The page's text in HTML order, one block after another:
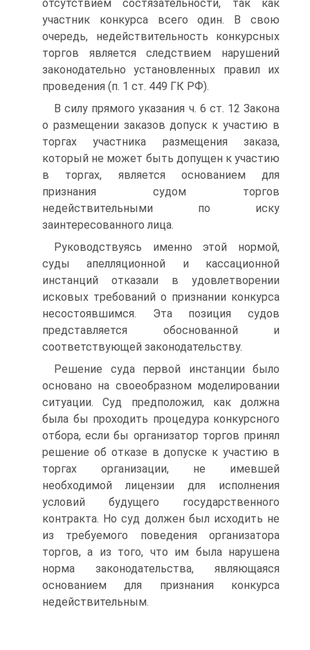
отсутствием состязательности, так как
участник конкурса всего один. В свою
очередь, недействительность конкурсных
торгов является следствием нарушений
законодательно установленных правил их
проведения (п. 1 ст. 449 ГК РФ).
В силу прямого указания ч. 6 ст. 12 Закона
о размещении заказов допуск к участию в
торгах участника размещения заказа,
который не может быть допущен к участию
в торгах, является основанием для
признания судом торгов
недействительными по иску
заинтересованного лица.
Руководствуясь именно этой нормой,
суды апелляционной и кассационной
инстанций отказали в удовлетворении
исковых требований о признании конкурса
несостоявшимся. Эта позиция судов
представляется обоснованной и
соответствующей законодательству.
Решение суда первой инстанции было
основано на своеобразном моделировании
ситуации. Суд предположил, как должна
была бы проходить процедура конкурсного
отбора, если бы организатор торгов принял
решение об отказе в допуске к участию в
торгах организации, не имевшей
необходимой лицензии для исполнения
условий будущего государственного
контракта. Но суд должен был исходить не
из требуемого поведения организатора
торгов, а из того, что им была нарушена
норма законодательства, являющаяся
основанием для признания конкурса
недействительным.